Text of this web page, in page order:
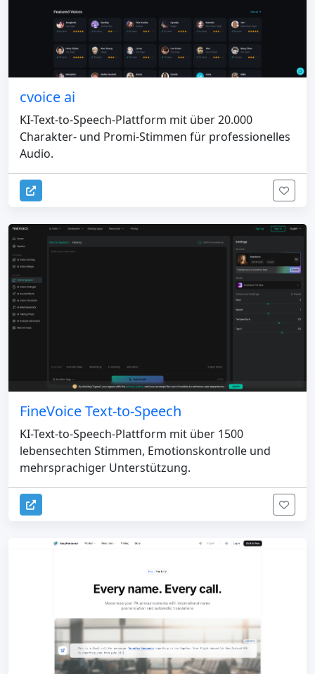
cvoice ai
KI-Text-to-Speech-Plattform mit über 20.000
Charakter- und Promi-Stimmen für professionelles
Audio.
FineVoice Text-to-Speech
KI-Text-to-Speech-Plattform mit über 1500
lebensechten Stimmen, Emotionskontrolle und
mehrsprachiger Unterstützung.